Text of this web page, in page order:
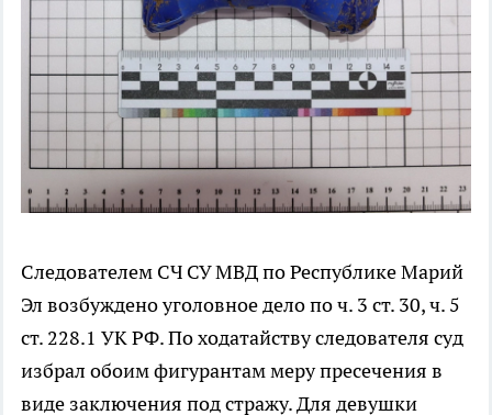
Следователем СЧ СУ МВД по Республике Марий
Эл возбуждено уголовное дело по ч. 3 ст. 30, ч. 5
ст. 228.1 УК РФ. По ходатайству следователя суд
избрал обоим фигурантам меру пресечения в
виде заключения под стражу. Для девушки